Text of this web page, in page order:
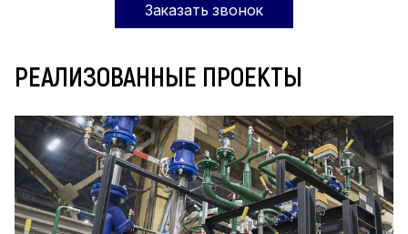
Заказать звонок
РЕАЛИЗОВАННЫЕ ПРОЕКТЫ